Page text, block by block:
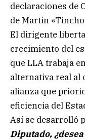
declaraciones de
de Martín
El dirigente
crecimiento del
que LLA trabaja
alternativa real al
alianza que
eficiencia del
Así se desarrolló
Diputado,